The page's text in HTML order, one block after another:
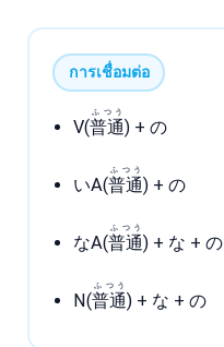
การเชื่อมต่อ
V(普通
ふつう
) + の
いA(普通
ふつう
) + の
なA(普通
ふつう
) + な + の
N(普通
ふつう
) + な + の